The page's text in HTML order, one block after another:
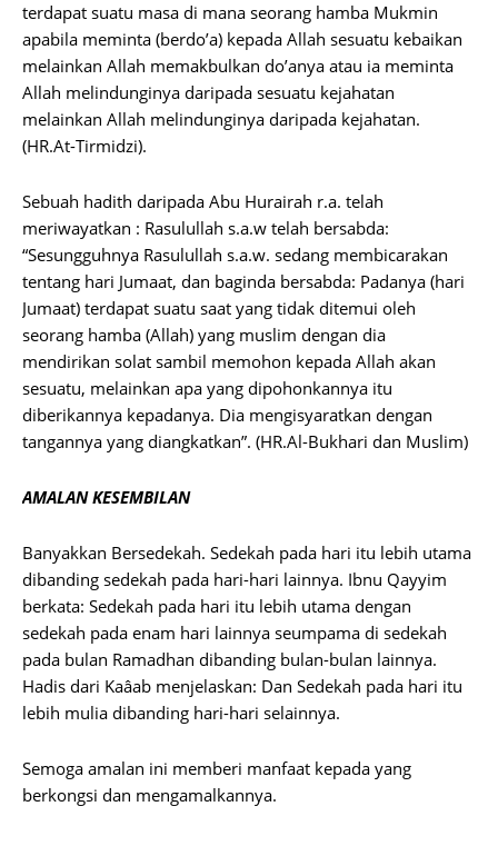
terdapat suatu masa di mana seorang hamba Mukmin
apabila meminta (berdo’a) kepada Allah sesuatu kebaikan
melainkan Allah memakbulkan do’anya atau ia meminta
Allah melindunginya daripada sesuatu kejahatan
melainkan Allah melindunginya daripada kejahatan.
(HR.At-Tirmidzi).
Sebuah hadith daripada Abu Hurairah r.a. telah
meriwayatkan : Rasulullah s.a.w telah bersabda:
“Sesungguhnya Rasulullah s.a.w. sedang membicarakan
tentang hari Jumaat, dan baginda bersabda: Padanya (hari
Jumaat) terdapat suatu saat yang tidak ditemui oleh
seorang hamba (Allah) yang muslim dengan dia
mendirikan solat sambil memohon kepada Allah akan
sesuatu, melainkan apa yang dipohonkannya itu
diberikannya kepadanya. Dia mengisyaratkan dengan
tangannya yang diangkatkan”. (HR.Al-Bukhari dan Muslim)
AMALAN KESEMBILAN
Banyakkan Bersedekah. Sedekah pada hari itu lebih utama
dibanding sedekah pada hari-hari lainnya. Ibnu Qayyim
berkata: Sedekah pada hari itu lebih utama dengan
sedekah pada enam hari lainnya seumpama di sedekah
pada bulan Ramadhan dibanding bulan-bulan lainnya.
Hadis dari Kaâab menjelaskan: Dan Sedekah pada hari itu
lebih mulia dibanding hari-hari selainnya.
Semoga amalan ini memberi manfaat kepada yang
berkongsi dan mengamalkannya.